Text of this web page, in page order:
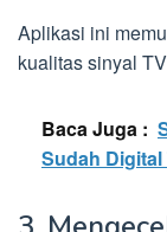
Aplikasi ini
kualitas sinyal
Baca Juga :
Sudah